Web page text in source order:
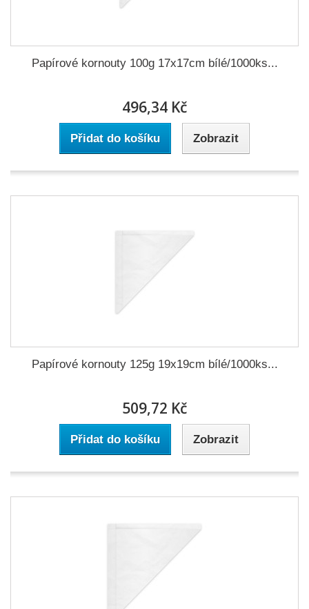
Papírové kornouty 100g 17x17cm bílé/1000ks...
496,34 Kč
Přidat do košíku Zobrazit
Papírové kornouty 125g 19x19cm bílé/1000ks...
509,72 Kč
Přidat do košíku Zobrazit